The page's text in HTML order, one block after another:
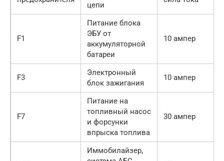
цепи
F1
Питание блока
ЭБУ от
аккумуляторной
батареи
10 ампер
F3
Электронный
блок зажигания
10 ампер
F7
Питание на
топливный насос
и форсунки
впрыска топлива
30 ампер
Иммобилайзер,